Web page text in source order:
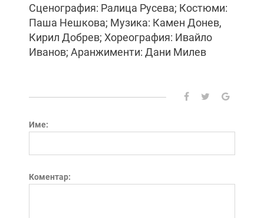
Сценография: Ралица Русева; Костюми:
Паша Нешкова; Музика: Камен Донев,
Кирил Добрев; Хореография: Ивайло
Иванов; Аранжименти: Дани Милев
Име:
Коментар: